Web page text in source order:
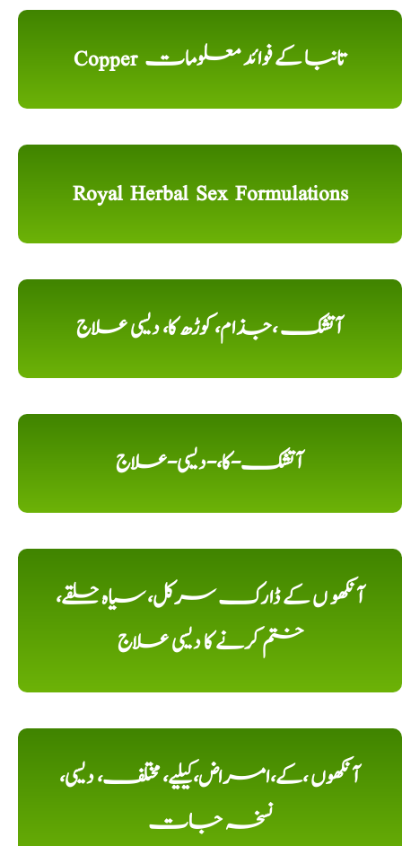
Copper تانبا کے فوائد معلومات
Royal Herbal Sex Formulations
آتشک ،جذام، کوڑھ کا، دیسی علاج
آتشک-کا،-دیسی-علاج
آنکھو ں کے ڈارک سرکل، سیاہ حلقے،
ختم کرنے کا دیسی علاج
آنکھوں ،کے،امراض،کیلیے، مختلف، دیسی،
نسخہ جات